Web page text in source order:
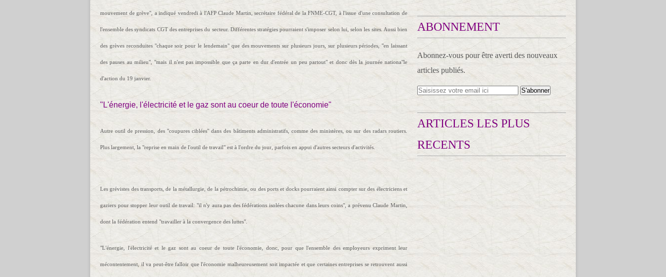
mouvement de grève", a indiqué vendredi à l'AFP Claude Martin, secrétaire fédéral de la FNME-CGT, à l'issue d'une consultation de
l'ensemble des syndicats CGT des entreprises du secteur. Différentes stratégies pourraient s'imposer selon lui, selon les sites. Aussi bien
des grèves reconduites "chaque soir pour le lendemain" que des mouvements sur plusieurs jours, sur plusieurs périodes, "en laissant
des pauses au milieu", "mais il n'est pas impossible que ça parte en dur d'entrée un peu partout" et donc dès la journée nationa"le
d'action du 19 janvier.
"L'énergie, l'électricité et le gaz sont au coeur de toute l'économie"
Autre outil de pression, des "coupures ciblées" dans des bâtiments administratifs, comme des ministères, ou sur des radars routiers.
Plus largement, la "reprise en main de l'outil de travail" est à l'ordre du jour, parfois en appui d'autres secteurs d'activités.
Les grévistes des transports, de la métallurgie, de la pétrochimie, ou des ports et docks pourraient ainsi compter sur des électriciens et
gaziers pour stopper leur outil de travail: "il n'y aura pas des fédérations isolées chacune dans leurs coins", a prévenu Claude Martin,
dont la fédération entend "travailler à la convergence des luttes".
"L'énergie, l'électricité et le gaz sont au coeur de toute l'économie, donc, pour que l'ensemble des employeurs expriment leur
mécontentement, il va peut-être falloir que l'économie malheureusement soit impactée et que certaines entreprises se retrouvent aussi
ABONNEMENT
Abonnez-vous pour être averti des nouveaux
articles publiés.
ARTICLES LES PLUS
RECENTS